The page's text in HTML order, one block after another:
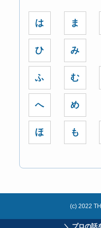
＼ プロの話
は
ひ
ふ
へ
ほ
ま
み
む
め
も
(c) 2022